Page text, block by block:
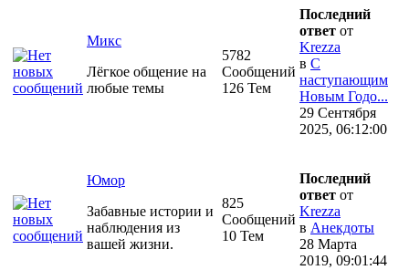
Микс
Лёгкое общение на
любые темы
5782
Сообщений
126 Тем
Последний
ответ от
Krezza
в С
наступающим
Новым Годо...
29 Сентября
2025, 06:12:00
Юмор
Забавные истории и
наблюдения из
вашей жизни.
825
Сообщений
10 Тем
Последний
ответ от
Krezza
в Анекдоты
28 Марта
2019, 09:01:44